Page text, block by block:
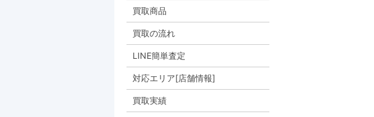
買取商品
買取の流れ
LINE簡単査定
対応エリア[店舗情報]
買取実績